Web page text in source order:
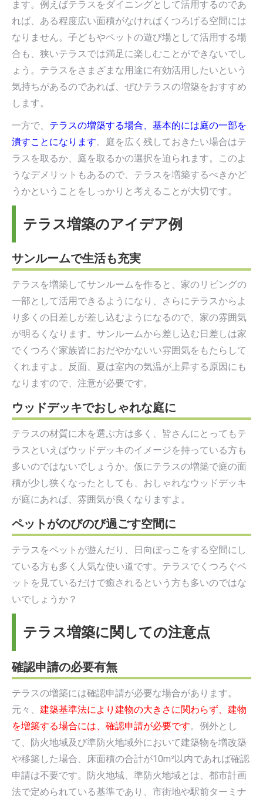
ます。例えばテラスをダイニングとして活用するのであ
れば、ある程度広い面積がなければくつろげる空間には
なりません。子どもやペットの遊び場として活用する場
合も、狭いテラスでは満足に楽しむことができないでし
ょう。テラスをさまざまな用途に有効活用したいという
気持ちがあるのであれば、ぜひテラスの増築をおすすめ
します。
一方で、 テラスの増築する場合、基本的には庭の一部を
潰すことになります。庭を広く残しておきたい場合はテ
ラスを取るか、庭を取るかの選択を迫られます。このよ
うなデメリットもあるので、テラスを増築するべきかど
うかということをしっかりと考えることが大切です。
テラス増築のアイデア例
サンルームで生活も充実
テラスを増築してサンルームを作ると、家のリビングの
一部として活用できるようになり、さらにテラスからよ
り多くの日差しが差し込むようになるので、家の雰囲気
が明るくなります。サンルームから差し込む日差しは家
でくつろぐ家族皆におだやかないい雰囲気をもたらして
くれますよ。反面、夏は室内の気温が上昇する原因にも
なりますので、注意が必要です。
ウッドデッキでおしゃれな庭に
テラスの材質に木を選ぶ方は多く、皆さんにとってもテ
ラスといえばウッドデッキのイメージを持っている方も
多いのではないでしょうか。仮にテラスの増築で庭の面
積が少し狭くなったとしても、おしゃれなウッドデッキ
が庭にあれば、雰囲気が良くなりますよ。
ペットがのびのび過ごす空間に
テラスをペットが遊んだり、日向ぼっこをする空間にし
ている方も多く人気な使い道です。テラスでくつろぐペ
ットを見ているだけで癒されるという方も多いのではな
いでしょうか？
テラス増築に関しての注意点
確認申請の必要有無
テラスの増築には確認申請が必要な場合があります。
元々、 建築基準法により建物の大きさに関わらず、建物
を増築する場合には、確認申請が必要です。例外とし
て、防火地域及び準防火地域外において建築物を増改築
や移築した場合、床面積の合計が10m²以内であれば確認
申請は不要です。防火地域、準防火地域とは、都市計画
法で定められている基準であり、市街地や駅前ターミナ